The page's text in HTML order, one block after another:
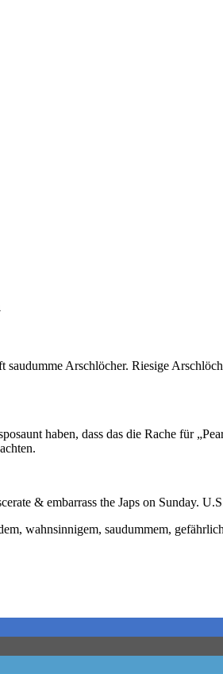
Arschlöcher. Riesige
haben, dass das die Rache für
& embarrass the Japs on Sunday.
wahnsinnigem, saudummem,